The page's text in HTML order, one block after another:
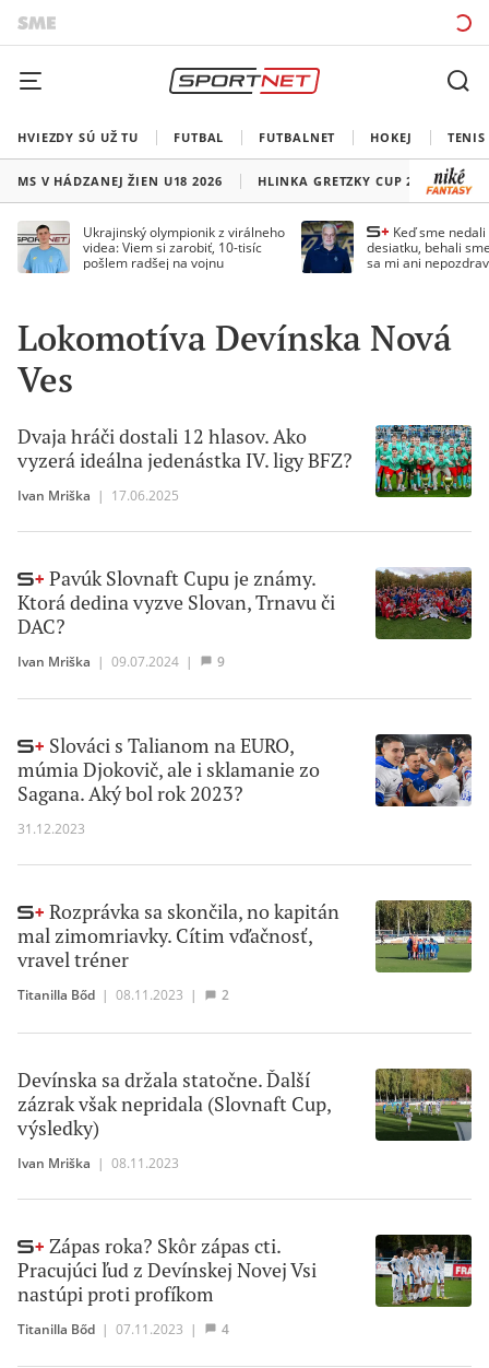
HVIEZDY SÚ UŽ TU FUTBAL FUTBALNET HOKEJ TENIS
MS V HÁDZANEJ ŽIEN U18 2026 HLINKA GRETZKY CUP 2026
Ukrajinský olympionik z virálneho
videa: Viem si zarobiť, 10-tisíc
pošlem radšej na vojnu
Keď sme
desiatku, behali
sa mi ani
Lokomotíva Devínska Nová
Ves
Dvaja hráči dostali 12 hlasov. Ako
vyzerá ideálna jedenástka IV. ligy BFZ?
Ivan Mriška | 17.06.2025
Pavúk Slovnaft Cupu je známy.
Ktorá dedina vyzve Slovan, Trnavu či
DAC?
Ivan Mriška | 09.07.2024 | 9
Slováci s Talianom na EURO,
múmia Djokovič, ale i sklamanie zo
Sagana. Aký bol rok 2023?
31.12.2023
Rozprávka sa skončila, no kapitán
mal zimomriavky. Cítim vďačnosť,
vravel tréner
Titanilla Bőd | 08.11.2023 | 2
Devínska sa držala statočne. Ďalší
zázrak však nepridala (Slovnaft Cup,
výsledky)
Ivan Mriška | 08.11.2023
Zápas roka? Skôr zápas cti.
Pracujúci ľud z Devínskej Novej Vsi
nastúpi proti profíkom
Titanilla Bőd | 07.11.2023 | 4